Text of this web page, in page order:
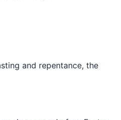
and repentance, the